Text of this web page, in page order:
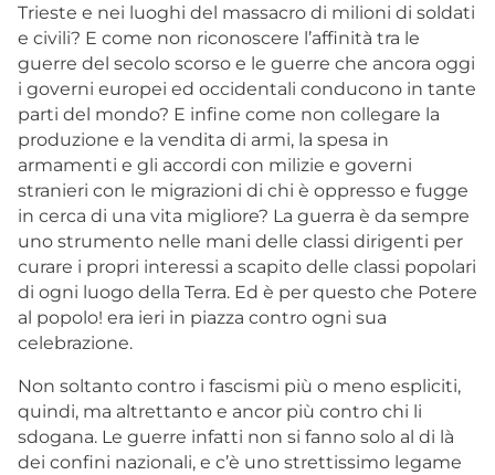
Trieste e nei luoghi del massacro di milioni di soldati
e civili? E come non riconoscere l’affinità tra le
guerre del secolo scorso e le guerre che ancora oggi
i governi europei ed occidentali conducono in tante
parti del mondo? E infine come non collegare la
produzione e la vendita di armi, la spesa in
armamenti e gli accordi con milizie e governi
stranieri con le migrazioni di chi è oppresso e fugge
in cerca di una vita migliore? La guerra è da sempre
uno strumento nelle mani delle classi dirigenti per
curare i propri interessi a scapito delle classi popolari
di ogni luogo della Terra. Ed è per questo che Potere
al popolo! era ieri in piazza contro ogni sua
celebrazione.
Non soltanto contro i fascismi più o meno espliciti,
quindi, ma altrettanto e ancor più contro chi li
sdogana. Le guerre infatti non si fanno solo al di là
dei confini nazionali, e c’è uno strettissimo legame